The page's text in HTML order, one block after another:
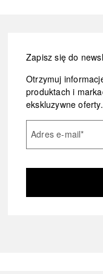
Zapisz się do
Otrzymuj
produktach i
ekskluzywne oferty.
Adres e-mail*